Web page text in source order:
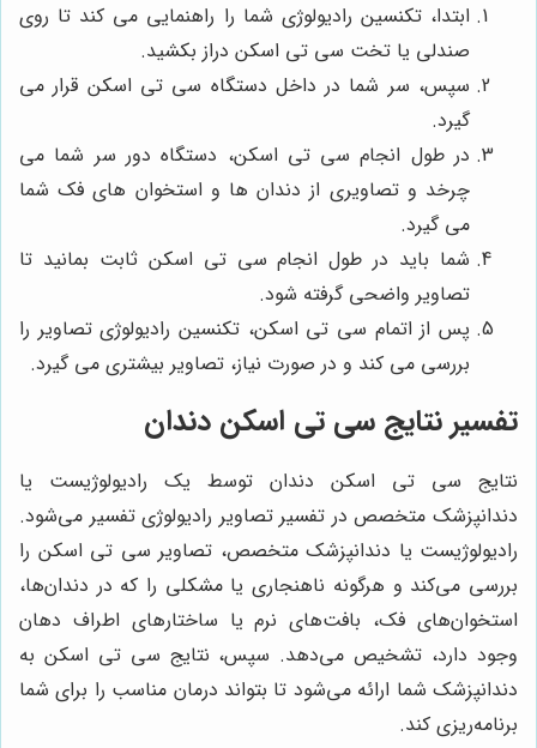
ابتدا، تکنسین رادیولوژی شما را راهنمایی می کند تا روی
صندلی یا تخت سی تی اسکن دراز بکشید.
سپس، سر شما در داخل دستگاه سی تی اسکن قرار می
گیرد.
در طول انجام سی تی اسکن، دستگاه دور سر شما می
چرخد و تصاویری از دندان ها و استخوان های فک شما
می گیرد.
شما باید در طول انجام سی تی اسکن ثابت بمانید تا
تصاویر واضحی گرفته شود.
پس از اتمام سی تی اسکن، تکنسین رادیولوژی تصاویر را
بررسی می کند و در صورت نیاز، تصاویر بیشتری می گیرد.
تفسیر نتایج سی تی اسکن دندان
نتایج سی تی اسکن دندان توسط یک رادیولوژیست یا
دندانپزشک متخصص در تفسیر تصاویر رادیولوژی تفسیر می‌شود.
رادیولوژیست یا دندانپزشک متخصص، تصاویر سی تی اسکن را
بررسی می‌کند و هرگونه ناهنجاری یا مشکلی را که در دندان‌ها،
استخوان‌های فک، بافت‌های نرم یا ساختارهای اطراف دهان
وجود دارد، تشخیص می‌دهد. سپس، نتایج سی تی اسکن به
دندانپزشک شما ارائه می‌شود تا بتواند درمان مناسب را برای شما
برنامه‌ریزی کند.